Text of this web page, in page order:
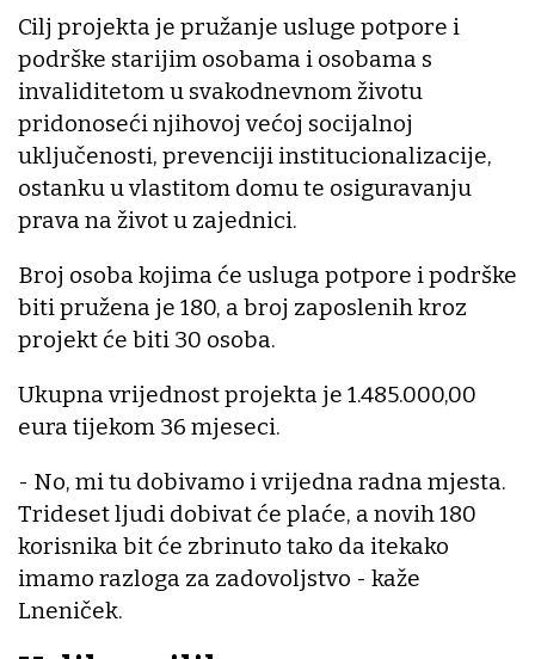
Cilj projekta je pružanje usluge potpore i
podrške starijim osobama i osobama s
invaliditetom u svakodnevnom životu
pridonoseći njihovoj većoj socijalnoj
uključenosti, prevenciji institucionalizacije,
ostanku u vlastitom domu te osiguravanju
prava na život u zajednici.
Broj osoba kojima će usluga potpore i podrške
biti pružena je 180, a broj zaposlenih kroz
projekt će biti 30 osoba.
Ukupna vrijednost projekta je 1.485.000,00
eura tijekom 36 mjeseci.
- No, mi tu dobivamo i vrijedna radna mjesta.
Trideset ljudi dobivat će plaće, a novih 180
korisnika bit će zbrinuto tako da itekako
imamo razloga za zadovoljstvo - kaže
Lneniček.